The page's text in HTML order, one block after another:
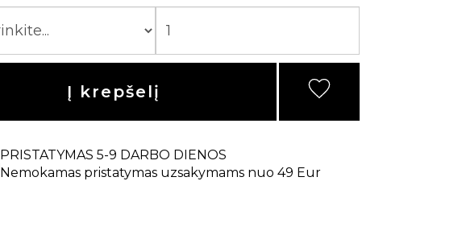
Į krepšelį
PRISTATYMAS 5-9 DARBO DIENOS
Nemokamas pristatymas uzsakymams nuo 49 Eur